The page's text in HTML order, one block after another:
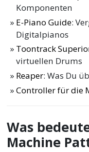
Komponenten
E-Piano Guide:
Digitalpianos
Toontrack
virtuellen Drums
Reaper: Was Du
Controller für die
Was
Machine